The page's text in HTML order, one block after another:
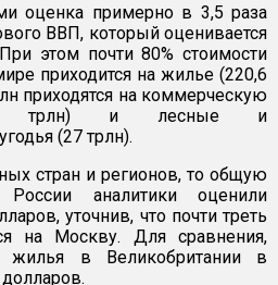
оценка примерно в 3,5 раза
ВВП, который оценивается
этом почти 80% стоимости
приходится на жилье (220,6
приходятся на коммерческую
трлн) и лесные и
(27 трлн).
стран и регионов, то общую
аналитики оценили
уточнив, что почти треть
на Москву. Для сравнения,
жилья в Великобритании в